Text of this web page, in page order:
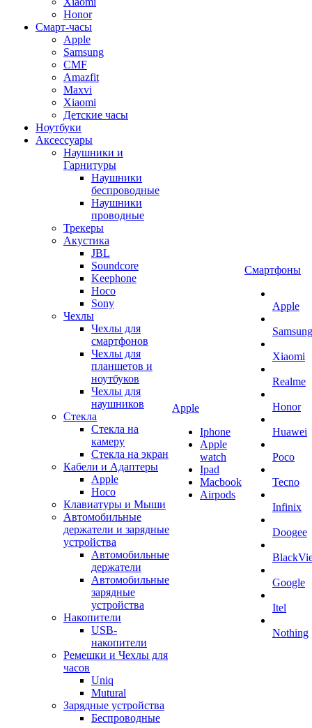
Honor
Смарт-часы
Apple
Samsung
CMF
Amazfit
Maxvi
Xiaomi
Детские часы
Ноутбуки
Аксессуары
Наушники и
Гарнитуры
Наушники
беспроводные
Наушники
проводные
Трекеры
Акустика
JBL
Soundcore
Keephone
Hoco
Sony
Чехлы
Чехлы для
смартфонов
Чехлы для
планшетов и
ноутбуков
Чехлы для
наушников
Стекла
Стекла на
камеру
Стекла на экран
Кабели и Адаптеры
Apple
Hoco
Клавиатуры и Мыши
Автомобильные
держатели и зарядные
устройства
Автомобильные
держатели
Автомобильные
зарядные
устройства
Накопители
USB-
накопители
Ремешки и Чехлы для
часов
Uniq
Mutural
Зарядные устройства
Беспроводные
Apple
Iphone
Apple
watch
Ipad
Macbook
Airpods
Смартфоны
Apple
Samsung
Xiaomi
Realme
Honor
Huawei
Poco
Tecno
Infinix
Doogee
Google
Itel
Nothing